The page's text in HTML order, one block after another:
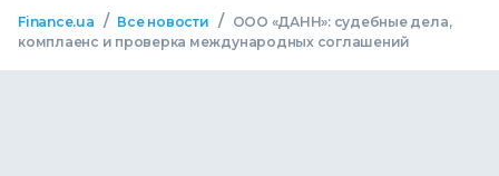
Finance.ua / Все новости /
ООО «ДАНН»: судебные дела,
комплаенс и проверка международных соглашений